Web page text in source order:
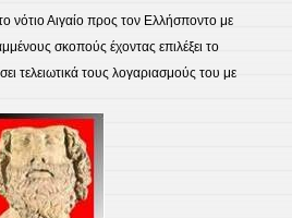
νότιο Αιγαίο προς τον Ελλήσποντο με
σκοπούς έχοντας επιλέξει το
τελειωτικά τους λογαριασμούς του με